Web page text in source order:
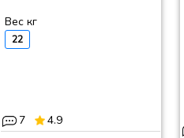
Вес кг
22
7 4.9